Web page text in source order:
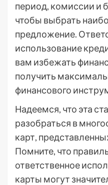
период, комиссии и
чтобы выбрать
предложение.
использование
вам избежать
получить
финансового
Надеемся, что эта
разобраться в
карт,
Помните, что
ответственное
карты могут